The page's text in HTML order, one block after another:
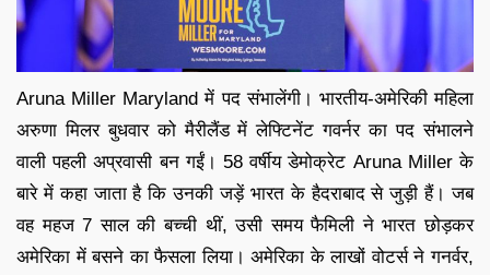
Aruna Miller Maryland में पद संभालेंगी। भारतीय-अमेरिकी महिला
अरुणा मिलर बुधवार को मैरीलैंड में लेफ्टिनेंट गवर्नर का पद संभालने
वाली पहली अप्रवासी बन गईं। 58 वर्षीय डेमोक्रेट Aruna Miller के
बारे में कहा जाता है कि उनकी जड़ें भारत के हैदराबाद से जुड़ी हैं। जब
वह महज 7 साल की बच्ची थीं, उसी समय फैमिली ने भारत छोड़कर
अमेरिका में बसने का फैसला लिया। अमेरिका के लाखों वोटर्स ने गनर्वर,